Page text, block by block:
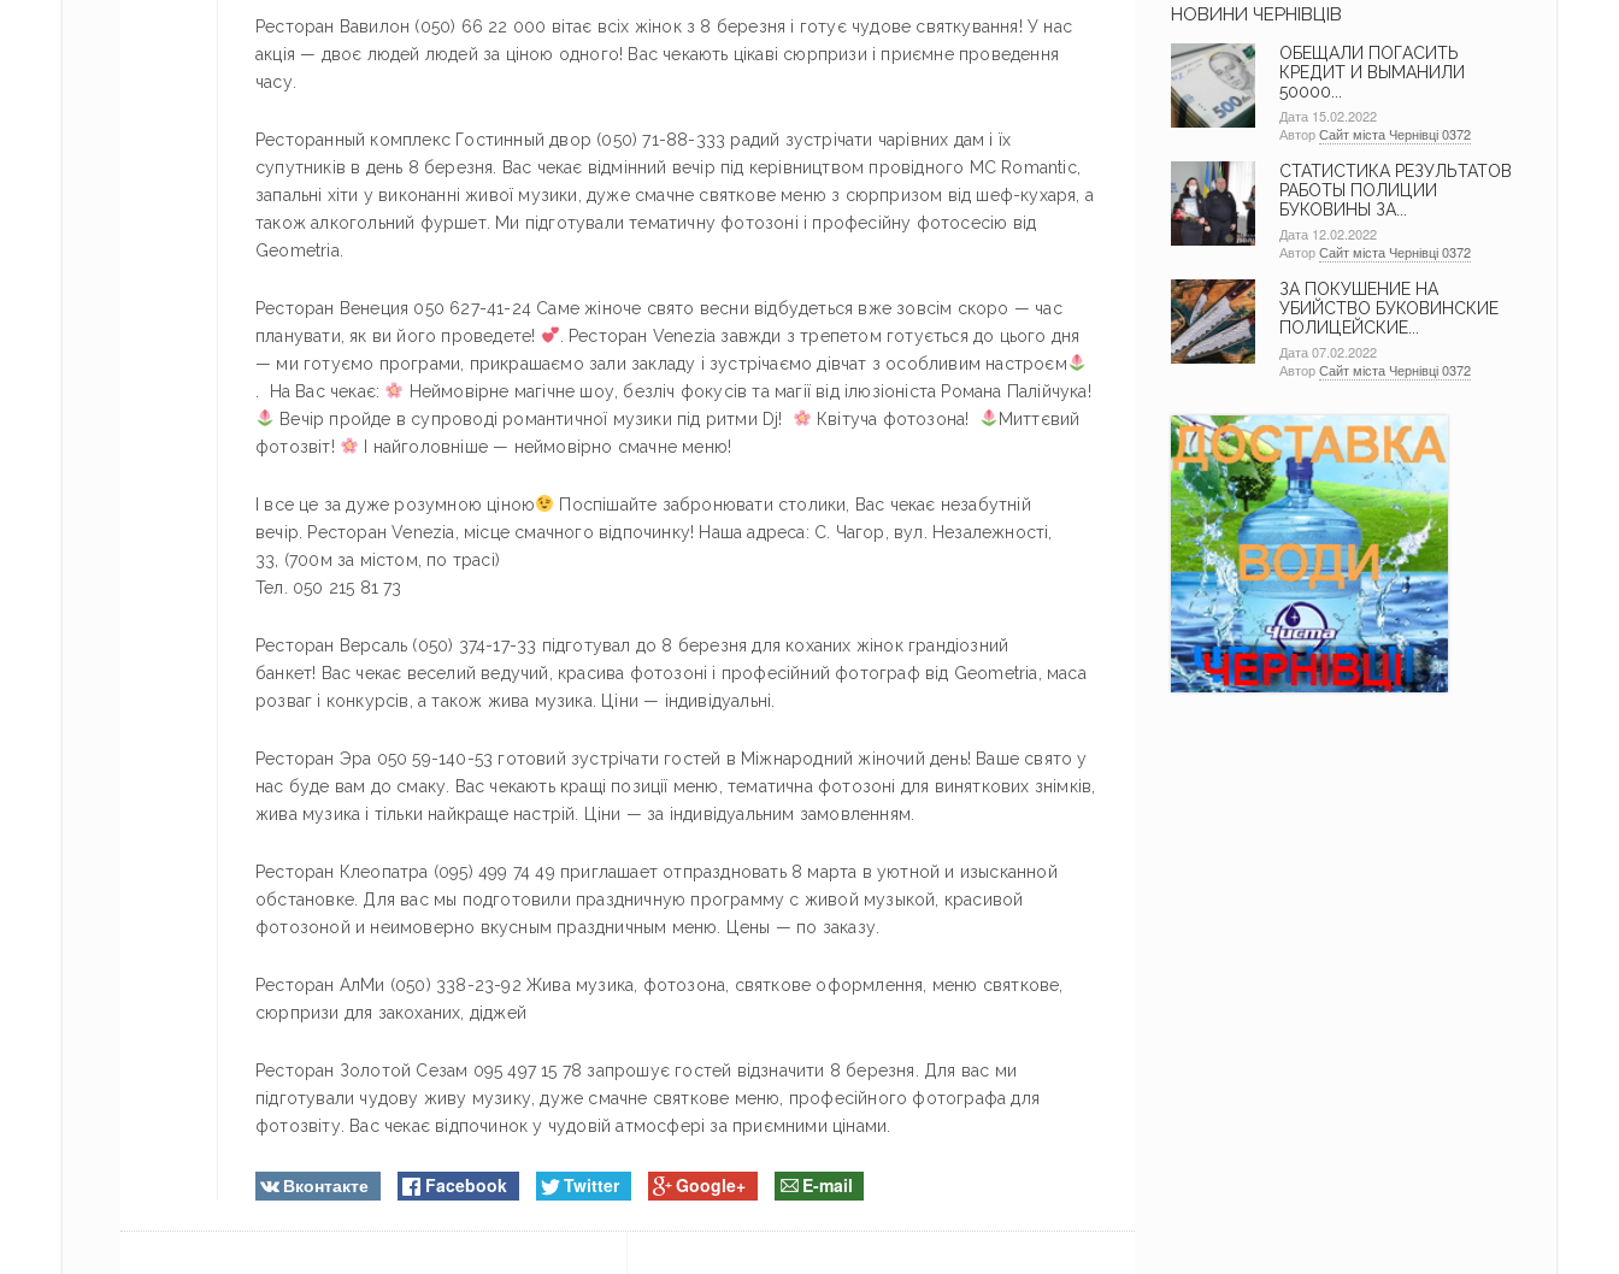
Ресторан Вавилон (050) 66 22 000 вітає всіх жінок з 8 березня і готує чудове святкування! У нас
акція — двоє людей людей за ціною одного! Вас чекають цікаві сюрпризи і приємне проведення
часу.
Ресторанный комплекс Гостинный двор (050) 71-88-333 радий зустрічати чарівних дам і їх
супутників в день 8 березня. Вас чекає відмінний вечір під керівництвом провідного МC Romantic,
запальні хіти у виконанні живої музики, дуже смачне святкове меню з сюрпризом від шеф-кухаря, а
також алкогольний фуршет. Ми підготували тематичну фотозоні і професійну фотосесію від
Geometria.
Ресторан Венеция 050 627-41-24 Саме жіноче свято весни відбудеться вже зовсім скоро — час
планувати, як ви його проведете!
. Ресторан Venezia завжди з трепетом готується до цього дня
— ми готуємо програми, прикрашаємо зали закладу і зустрічаємо дівчат з особливим настроєм
. На Вас чекає:
Неймовірне магічне шоу, безліч фокусів та магії від ілюзіоніста Романа Палійчука!
Вечір пройде в супроводі романтичної музики під ритми Dj!
Квітуча фотозона!
Миттєвий
фотозвіт!
І найголовніше — неймовірно смачне меню!
І все це за дуже розумною ціною
Поспішайте забронювати столики, Вас чекає незабутній
вечір. Ресторан Venezia, місце смачного відпочинку! Наша адреса: С. Чагор, вул. Незалежності,
33, (700м за містом, по трасі)
Тел. 050 215 81 73
Ресторан Версаль (050) 374-17-33 підготувал до 8 березня для коханих жінок грандіозний
банкет! Вас чекає веселий ведучий, красива фотозоні і професійний фотограф від Geometria, маса
розваг і конкурсів, а також жива музика. Ціни — індивідуальні.
Ресторан Эра 050 59-140-53 готовий зустрічати гостей в Міжнародний жіночий день! Ваше свято у
нас буде вам до смаку. Вас чекають кращі позиції меню, тематична фотозоні для виняткових знімків,
жива музика і тільки найкраще настрій. Ціни — за індивідуальним замовленням.
Ресторан Клеопатра (095) 499 74 49 приглашает отпраздновать 8 марта в уютной и изысканной
обстановке. Для вас мы подготовили праздничную программу с живой музыкой, красивой
фотозоной и неимоверно вкусным праздничным меню. Цены — по заказу.
Ресторан АлМи (050) 338-23-92 Жива музика, фотозона, святкове оформлення, меню святкове,
сюрпризи для закоханих, діджей
Ресторан Золотой Сезам 095 497 15 78 запрошує гостей відзначити 8 березня. Для вас ми
підготували чудову живу музику, дуже смачне святкове меню, професійного фотографа для
фотозвіту. Вас чекає відпочинок у чудовій атмосфері за приємними цінами.
Вконтакте Facebook Twitter Google+ E-mail
НОВИНИ ЧЕРНІВЦІВ
ОБЕЩАЛИ ПОГАСИТЬ
КРЕДИТ И ВЫМАНИЛИ
50000...
Дата 15.02.2022
АвторСайт міста Чернівці 0372
СТАТИСТИКА РЕЗУЛЬТАТОВ
РАБОТЫ ПОЛИЦИИ
БУКОВИНЫ ЗА...
Дата 12.02.2022
АвторСайт міста Чернівці 0372
ЗА ПОКУШЕНИЕ НА
УБИЙСТВО БУКОВИНСКИЕ
ПОЛИЦЕЙСКИЕ...
Дата 07.02.2022
АвторСайт міста Чернівці 0372